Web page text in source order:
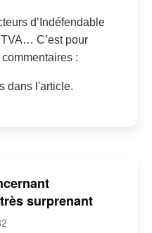
d’Indéfendable
C’est pour
:
dans l'article.
surprenant